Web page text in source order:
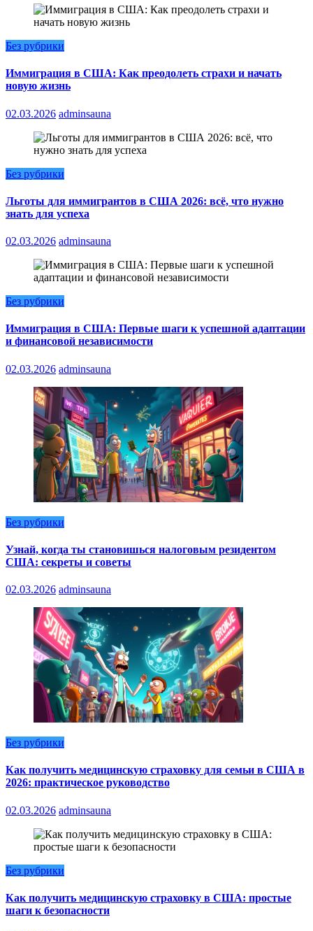
Без рубрики
Иммиграция в США: Как преодолеть страхи и начать
новую жизнь
02.03.2026 adminsauna
Без рубрики
Льготы для иммигрантов в США 2026: всё, что нужно
знать для успеха
02.03.2026 adminsauna
Без рубрики
Иммиграция в США: Первые шаги к успешной адаптации
и финансовой независимости
02.03.2026 adminsauna
Без рубрики
Узнай, когда ты становишься налоговым резидентом
США: секреты и советы
02.03.2026 adminsauna
Без рубрики
Как получить медицинскую страховку для семьи в США в
2026: практическое руководство
02.03.2026 adminsauna
Без рубрики
Как получить медицинскую страховку в США: простые
шаги к безопасности